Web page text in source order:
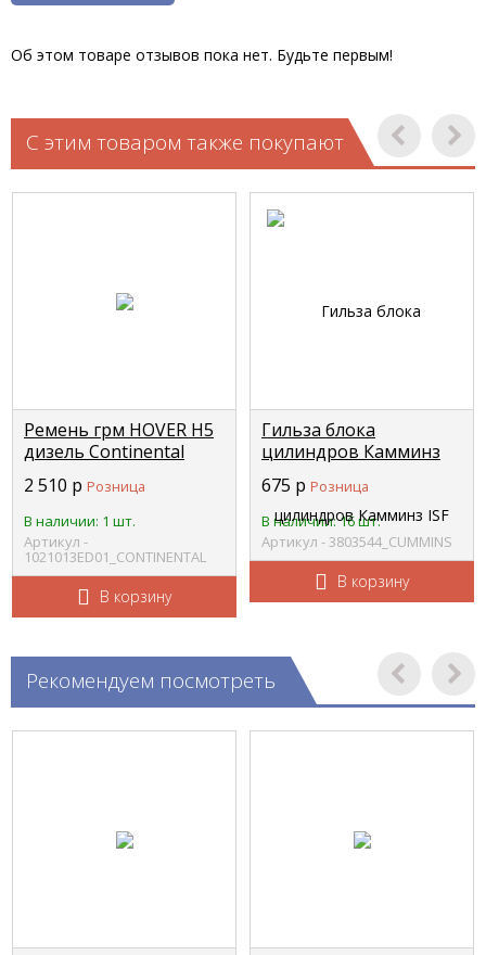
Об этом товаре отзывов пока нет. Будьте первым!
С этим товаром также покупают
Ремень грм HOVER H5
дизель Continental
CONTINENTAL
1021013-ED01
2 510 р Розница
В наличии: 1 шт.
Артикул -
1021013ED01_CONTINENTAL
В корзину
Гильза блока
цилиндров Камминз
ISF 2.8 диам. 98мм
3804424 (С+) CUMMINS
3803544
675 р Розница
В наличии: 16 шт.
Артикул - 3803544_CUMMINS
В корзину
Рекомендуем посмотреть